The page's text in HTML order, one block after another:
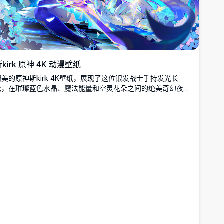
kirk 原神 4K 动漫壁纸
美的原神斯kirk 4K壁纸，展现了这位银发战士手持发光长
在璀璨蓝色水晶、魔法能量和空灵花朵之间的绝美奇幻夜